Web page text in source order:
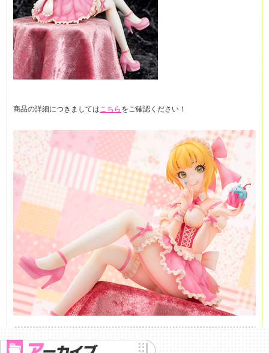
商品の詳細につきましてはこちら をご確認ください！